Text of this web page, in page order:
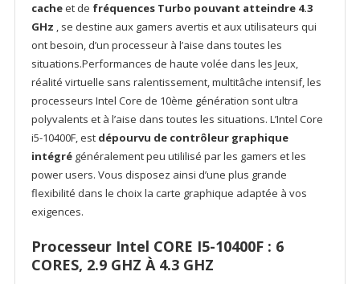
cacheet de fréquences Turbo pouvant atteindre 4.3
GHz , se destine aux gamers avertis et aux utilisateurs qui
ont besoin, d’un processeur à l’aise dans toutes les
situations.Performances de haute volée dans les Jeux,
réalité virtuelle sans ralentissement, multitâche intensif, les
processeurs Intel Core de 10ème génération sont ultra
polyvalents et à l’aise dans toutes les situations. L’Intel Core
i5-10400F, est dépourvu de contrôleur graphique
intégré généralement peu utililisé par les gamers et les
power users. Vous disposez ainsi d’une plus grande
flexibilité dans le choix la carte graphique adaptée à vos
exigences.
Processeur Intel CORE I5-10400F : 6
CORES, 2.9 GHZ À 4.3 GHZ